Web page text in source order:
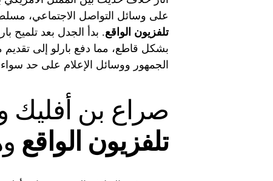
على وسائل التواصل الاجتماعي،
تلفزيون الواقع. بدأ الجدل بعد تلميح
بشكل قاطع، مما دفع بارلو إلى تقديم
الجمهور ووسائل الإعلام على حد
صراع بن أفليك
تلفزيون الواقع